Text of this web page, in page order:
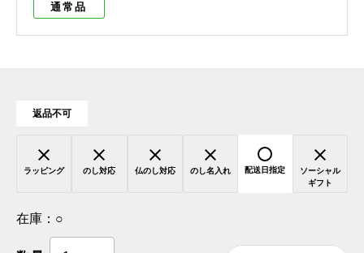
通常品
返品不可
ラッピング のし対応 仏のし対応 のし名入れ 配送日指定
ソーシャル
ギフト
在庫： ○